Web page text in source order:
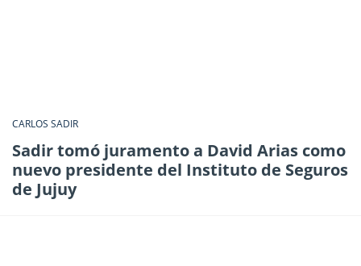
CARLOS SADIR
Sadir tomó juramento a David Arias como
nuevo presidente del Instituto de Seguros
de Jujuy